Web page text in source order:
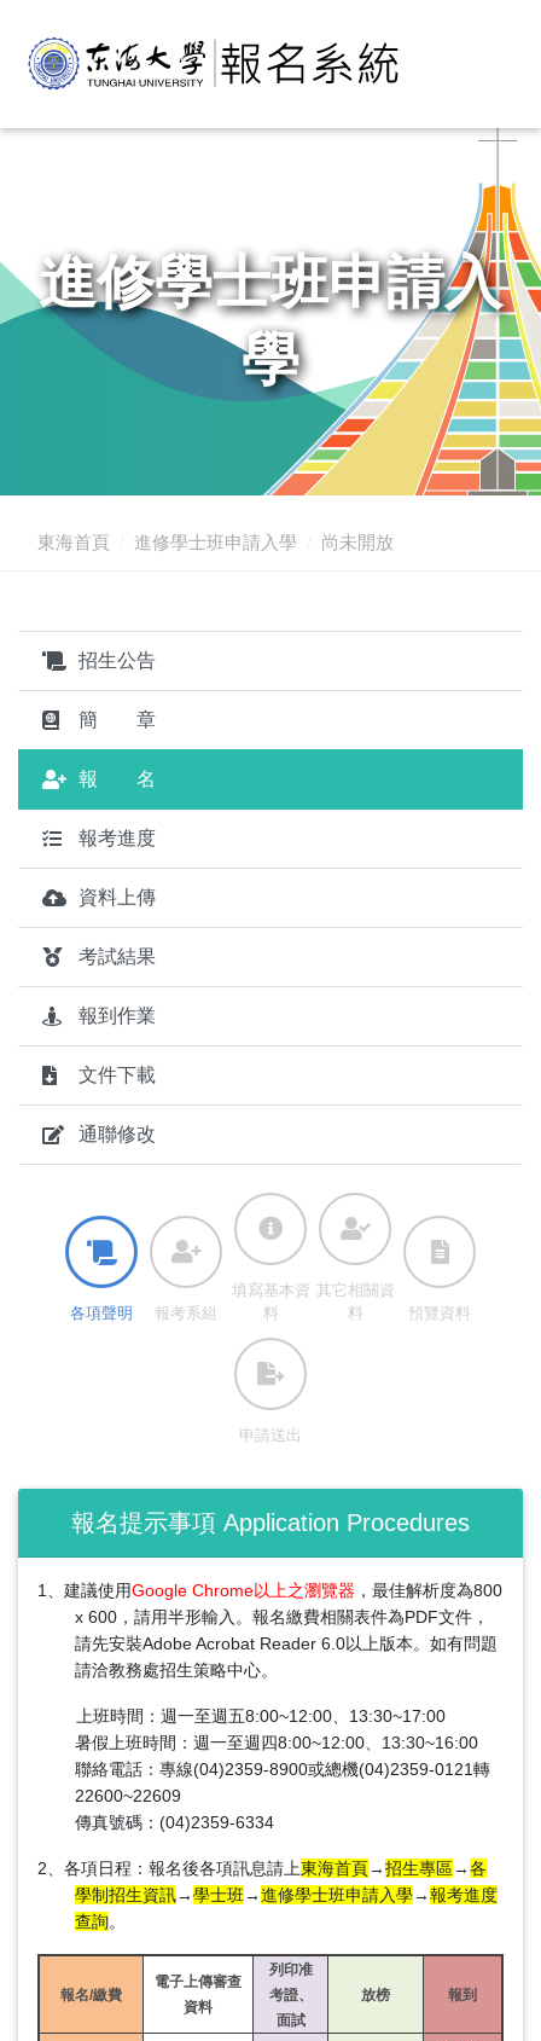
進修學士班申請入
學
東海首頁 進修學士班申請入學 尚未開放
招生公告
簡 章
報 名
報考進度
資料上傳
考試結果
報到作業
文件下載
通聯修改
各項聲明 報考系組
填寫基本資
料
其它相關資
料
預覽資料
申請​送出
報名提示事項 Application Procedures
1、建議使用Google Chrome以上之瀏覽器 ，最佳解析度為800
x 600，請用半形輸入。報名繳費相關表件為PDF文件，
請先安裝Adobe Acrobat Reader 6.0以上版本。如有問題
請洽教務處招生策略中心。
上班時間：週一至週五8:00~12:00、13:30~17:00
暑假上班時間：週一至週四8:00~12:00、13:30~16:00
聯絡電話：專線(04)2359-8900或總機(04)2359-0121轉
22600~22609
傳真號碼：(04)2359-6334
2、各項日程：報名後各項訊息請上東海首頁→招生專區→各
學制招生資訊→學士班→進修學士班申請入學→報考進度
查詢。
報名/繳費
電子上傳審查
資料
列印准
考證、
面試
放榜 報到